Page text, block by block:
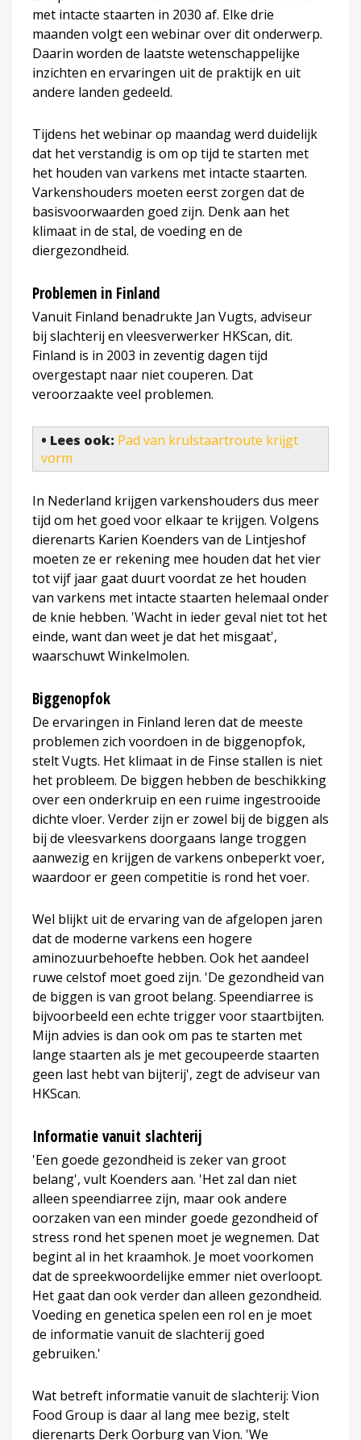
met intacte staarten in 2030 af. Elke drie
maanden volgt een webinar over dit onderwerp.
Daarin worden de laatste wetenschappelijke
inzichten en ervaringen uit de praktijk en uit
andere landen gedeeld.
Tijdens het webinar op maandag werd duidelijk
dat het verstandig is om op tijd te starten met
het houden van varkens met intacte staarten.
Varkenshouders moeten eerst zorgen dat de
basisvoorwaarden goed zijn. Denk aan het
klimaat in de stal, de voeding en de
diergezondheid.
Problemen in Finland
Vanuit Finland benadrukte Jan Vugts, adviseur
bij slachterij en vleesverwerker HKScan, dit.
Finland is in 2003 in zeventig dagen tijd
overgestapt naar niet couperen. Dat
veroorzaakte veel problemen.
• Lees ook: Pad van krulstaartroute krijgt
vorm
In Nederland krijgen varkenshouders dus meer
tijd om het goed voor elkaar te krijgen. Volgens
dierenarts Karien Koenders van de Lintjeshof
moeten ze er rekening mee houden dat het vier
tot vijf jaar gaat duurt voordat ze het houden
van varkens met intacte staarten helemaal onder
de knie hebben. 'Wacht in ieder geval niet tot het
einde, want dan weet je dat het misgaat',
waarschuwt Winkelmolen.
Biggenopfok
De ervaringen in Finland leren dat de meeste
problemen zich voordoen in de biggenopfok,
stelt Vugts. Het klimaat in de Finse stallen is niet
het probleem. De biggen hebben de beschikking
over een onderkruip en een ruime ingestrooide
dichte vloer. Verder zijn er zowel bij de biggen als
bij de vleesvarkens doorgaans lange troggen
aanwezig en krijgen de varkens onbeperkt voer,
waardoor er geen competitie is rond het voer.
Wel blijkt uit de ervaring van de afgelopen jaren
dat de moderne varkens een hogere
aminozuurbehoefte hebben. Ook het aandeel
ruwe celstof moet goed zijn. 'De gezondheid van
de biggen is van groot belang. Speendiarree is
bijvoorbeeld een echte trigger voor staartbijten.
Mijn advies is dan ook om pas te starten met
lange staarten als je met gecoupeerde staarten
geen last hebt van bijterij', zegt de adviseur van
HKScan.
Informatie vanuit slachterij
'Een goede gezondheid is zeker van groot
belang', vult Koenders aan. 'Het zal dan niet
alleen speendiarree zijn, maar ook andere
oorzaken van een minder goede gezondheid of
stress rond het spenen moet je wegnemen. Dat
begint al in het kraamhok. Je moet voorkomen
dat de spreekwoordelijke emmer niet overloopt.
Het gaat dan ook verder dan alleen gezondheid.
Voeding en genetica spelen een rol en je moet
de informatie vanuit de slachterij goed
gebruiken.'
Wat betreft informatie vanuit de slachterij: Vion
Food Group is daar al lang mee bezig, stelt
dierenarts Derk Oorburg van Vion. 'We